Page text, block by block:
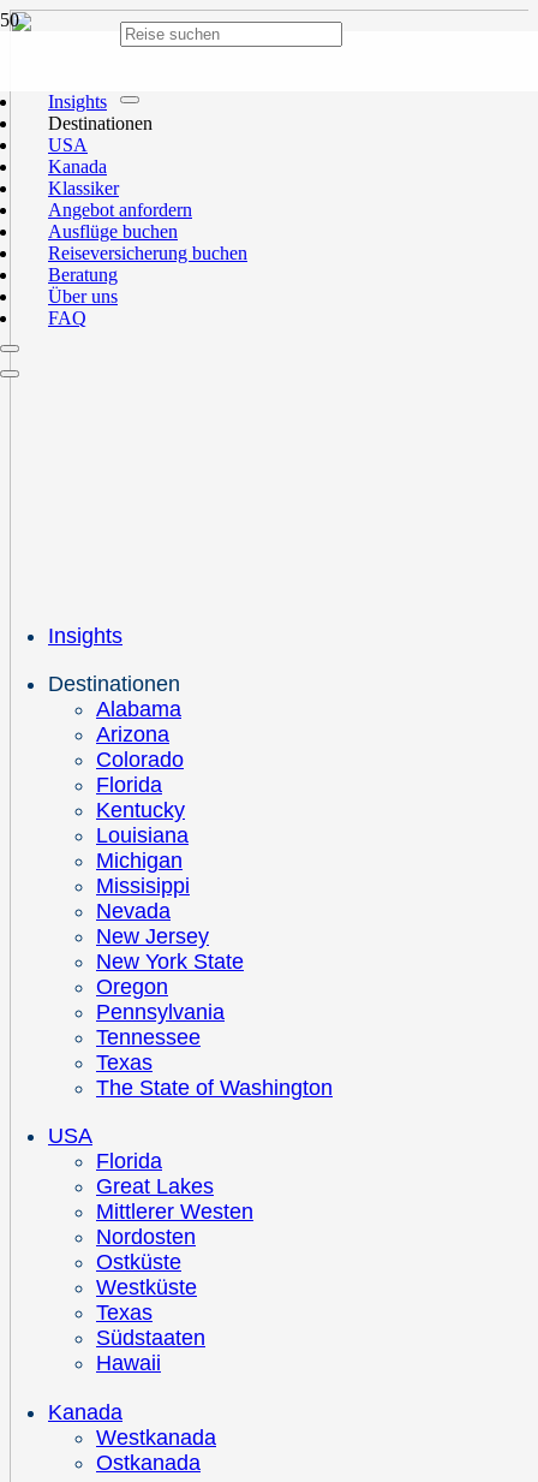
Insights
Destinationen
USA
Kanada
Klassiker
Angebot anfordern
Ausflüge buchen
Reiseversicherung buchen
Beratung
Über uns
FAQ
Insights
Destinationen
Alabama
Arizona
Colorado
Florida
Kentucky
Louisiana
Michigan
Missisippi
Nevada
New Jersey
New York State
Oregon
Pennsylvania
Tennessee
Texas
The State of Washington
USA
Florida
Great Lakes
Mittlerer Westen
Nordosten
Ostküste
Westküste
Texas
Südstaaten
Hawaii
Kanada
Westkanada
Ostkanada